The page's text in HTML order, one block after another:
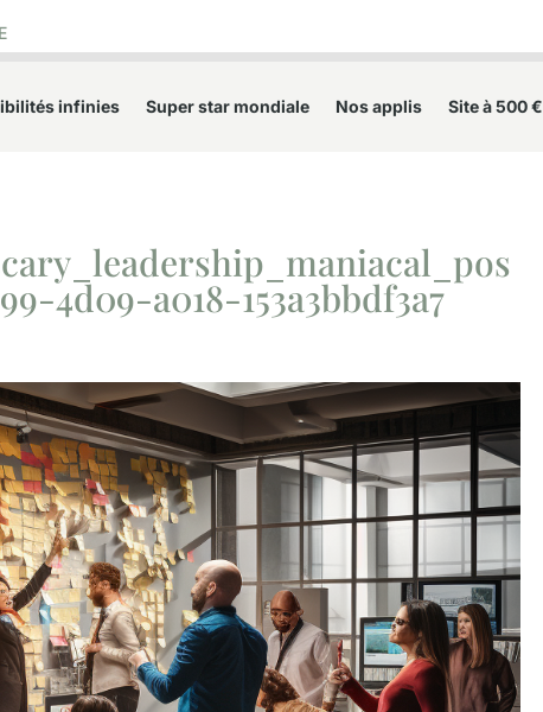
infinies Super star mondiale Nos applis Site à 500 €
4d09-a018-153a3bbdf3a7